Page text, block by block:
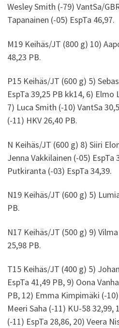
Wesley Smith (-79) VantSa/
Tapanainen (-05) EspTa 46,97.
M19 Keihäs/JT (800 g) 10)
48,23 PB.
P15 Keihäs/JT (600 g) 5)
EspTa 39,25 PB kk14, 6) Elmo
7) Luca Smith (-10) VantSa
(-11) HKV 26,40 PB.
N Keihäs/JT (600 g) 8) Siiri
Jenna Vakkilainen (-05) EspTa
Putkiranta (-03) EspTa 34,39.
N19 Keihäs/JT (600 g) 5)
PB.
N17 Keihäs/JT (500 g) 9)
25,98 PB.
T15 Keihäs/JT (400 g) 5)
EspTa 41,49 PB, 9) Oona
PB, 12) Emma Kimpimäki (-
Meeri Saha (-11) KU-58
(-11) EspTa 28,86, 20) Veera